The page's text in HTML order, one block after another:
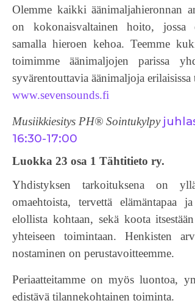
Olemme kaikki äänimaljahieronnan
on kokonaisvaltainen hoito, jossa
samalla hieroen kehoa. Teemme
toimimme äänimaljojen parissa
syvärentouttavia äänimaljoja erilaisissa
www.sevensounds.fi
Musiikkiesitys PH® Sointukylpy
16:30-17:00
Luokka 23 osa 1 Tähtitieto ry.
Yhdistyksen tarkoituksena on
omaehtoista, tervettä elämäntapaa
elollista kohtaan, sekä koota
yhteiseen toimintaan. Henkisten
nostaminen on perustavoitteemme.
Periaatteitamme on myös luontoa,
edistävä tilannekohtainen toiminta.